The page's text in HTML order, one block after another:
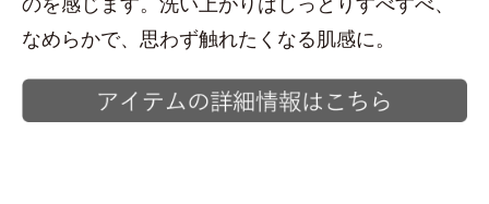
なめらかで、思わず触れたくなる肌感に。